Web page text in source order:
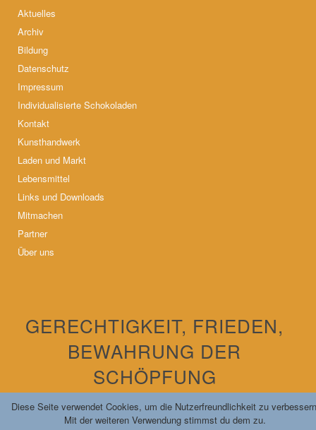
Aktuelles
Archiv
Bildung
Datenschutz
Impressum
Individualisierte Schokoladen
Kontakt
Kunsthandwerk
Laden und Markt
Lebensmittel
Links und Downloads
Mitmachen
Partner
Über uns
GERECHTIGKEIT, FRIEDEN,
BEWAHRUNG DER
SCHÖPFUNG
Unser Motto seit 1981
Diese Seite verwendet Cookies, um die Nutzerfreundlichkeit zu
Mit der weiteren Verwendung stimmst du dem zu.